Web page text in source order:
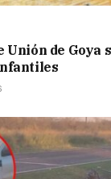
Unión de Goya